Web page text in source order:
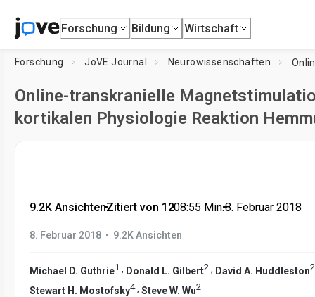
Forschung Bildung Wirtschaft
Forschung JoVE Journal Neurowissenschaften
Online-transkranielle
kortikalen Physiologie Reaktion
9.2K Ansichten•Zitiert von 12•08:55 Min.•8. Februar 2018
8. Februar 2018 • 9.2K Ansichten
Michael D. Guthrie1 , Donald L. Gilbert2 , David A. Huddleston2
Stewart H. Mostofsky4, Steve W. Wu2